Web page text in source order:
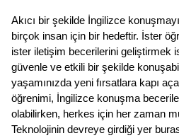
Akıcı bir şekilde İngilizce
birçok insan için bir hedeftir. İster
ister iletişim becerilerini geliştirmek
güvenle ve etkili bir şekilde
yaşamınızda yeni fırsatlara kapı
öğrenimi, İngilizce konuşma
olabilirken, herkes için her zaman
Teknolojinin devreye girdiği yer